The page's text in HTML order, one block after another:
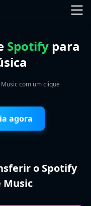
Spotify para
com um clique
agora
o Spotify
Music